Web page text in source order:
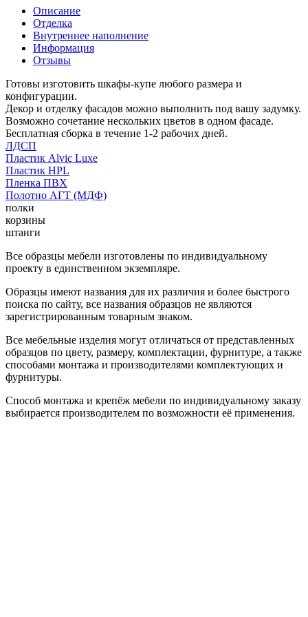
Описание
Отделка
Внутреннее наполнение
Информация
Отзывы
Готовы изготовить шкафы-купе любого размера и
конфигурации.
Декор и отделку фасадов можно выполнить под вашу задумку.
Возможно сочетание нескольких цветов в одном фасаде.
Бесплатная сборка в течение 1-2 рабочих дней.
ЛДСП
Пластик Alvic Luxe
Пластик HPL
Пленка ПВХ
Полотно АГТ (МДФ)
полки
корзины
штанги
Все образцы мебели изготовлены по индивидуальному
проекту в единственном экземпляре.
Образцы имеют названия для их различия и более быстрого
поиска по сайту, все названия образцов не являются
зарегистрированным товарным знаком.
Все мебельные изделия могут отличаться от представленных
образцов по цвету, размеру, комплектации, фурнитуре, а также
способами монтажа и производителями комплектующих и
фурнитуры.
Способ монтажа и крепёж мебели по индивидуальному заказу
выбирается производителем по возможности её применения.